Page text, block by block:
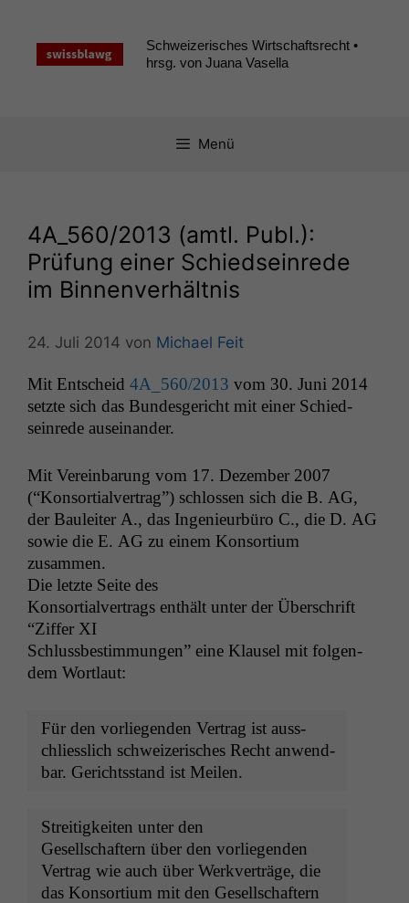
springen
Schweizerisches Wirtschaftsrecht •
hrsg. von Juana Vasella
Menü
4A_560/2013 (amtl. Publ.):
Prüfung einer Schiedseinrede
im Binnenverhältnis
24. Juli 2014 von Michael Feit
Mit Entscheid 4A_560/2013 vom 30. Juni 2014
set­zte sich das Bun­des­gericht mit ein­er Schied­
seinrede auseinander.
Mit Vere­in­barung vom 17. Dezem­ber 2007
(“Kon­sor­tialver­trag”) schlossen sich die B. AG,
der Bauleit­er A., das Inge­nieur­büro C., die D. AG
sowie die E. AG zu einem Kon­sor­tium
zusammen.
Die let­zte Seite des
Kon­sor­tialver­trags enthält unter der Über­schrift
“Zif­fer XI
Schluss­bes­tim­mungen” eine Klausel mit fol­gen­
dem Wortlaut:
Für den vor­liegen­den Ver­trag ist auss­
chliesslich schweiz­erisches Recht anwend­
bar. Gerichts­stand ist Meilen.
Stre­it­igkeit­en unter den
Gesellschaftern über den vor­liegen­den
Ver­trag wie auch über Werkverträge, die
das Kon­sor­tium mit den Gesellschaftern